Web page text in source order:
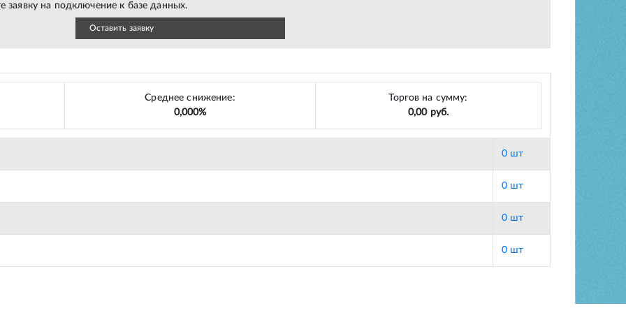
заявку на подключение к базе данных.
Оставить заявку
Среднее снижение:
0,000%
Торгов на сумму:
0,00 руб.
0 шт
0 шт
0 шт
0 шт